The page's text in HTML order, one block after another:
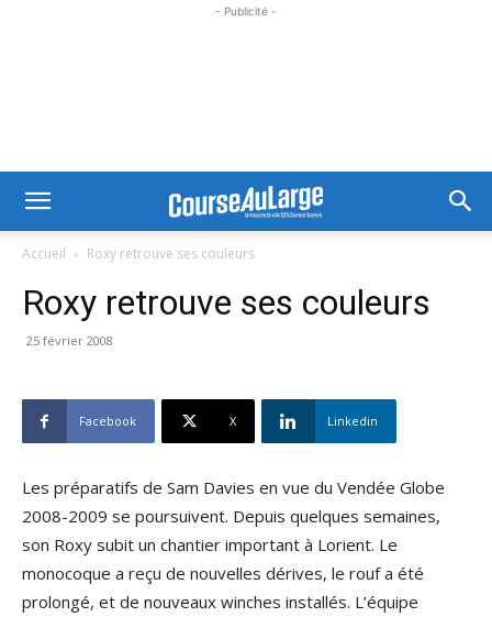
- Publicité -
Accueil Roxy retrouve ses couleurs
Roxy retrouve ses couleurs
25 février 2008
Facebook X Linkedin
Les préparatifs de Sam Davies en vue du Vendée Globe
2008-2009 se poursuivent. Depuis quelques semaines,
son Roxy subit un chantier important à Lorient. Le
monocoque a reçu de nouvelles dérives, le rouf a été
prolongé, et de nouveaux winches installés. L’équipe